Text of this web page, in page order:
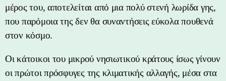
μέρος του, αποτελείται από μια πολύ στενή λωρίδα γης,
που παρόμοια της δεν θα συναντήσεις εύκολα πουθενά
στον κόσμο.
Οι κάτοικοι του μικρού νησιωτικού κράτους ίσως γίνουν
οι πρώτοι πρόσφυγες της κλιματικής αλλαγής, μέσα στα